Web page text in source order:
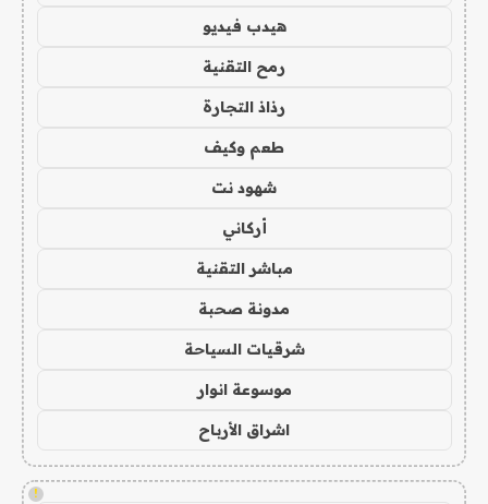
هيدب فيديو
رمح التقنية
رذاذ التجارة
طعم وكيف
شهود نت
أركاني
مباشر التقنية
مدونة صحبة
شرقيات السياحة
موسوعة انوار
اشراق الأرباح
!